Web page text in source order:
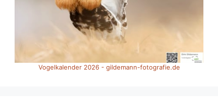
Vogelkalender 2026 - gildemann-fotografie.de